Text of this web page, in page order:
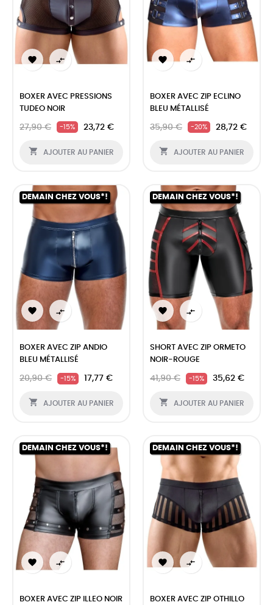
 
BOXER AVEC PRESSIONS
TUDEO NOIR
27,90 € -15% 23,72 €
 AJOUTER AU PANIER
 
BOXER AVEC ZIP ECLINO
BLEU MÉTALLISÉ
35,90 € -20% 28,72 €
 AJOUTER AU PANIER
DEMAIN CHEZ VOUS*!
 
BOXER AVEC ZIP ANDIO
BLEU MÉTALLISÉ
20,90 € -15% 17,77 €
 AJOUTER AU PANIER
DEMAIN CHEZ VOUS*!
 
SHORT AVEC ZIP ORMETO
NOIR-ROUGE
41,90 € -15% 35,62 €
 AJOUTER AU PANIER
DEMAIN CHEZ VOUS*!
 
BOXER AVEC ZIP ILLEO NOIR
DEMAIN CHEZ VOUS*!
 
BOXER AVEC ZIP OTHILLO